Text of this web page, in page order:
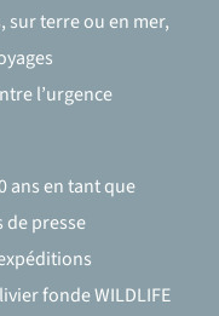
sur terre ou en mer,
l’urgence
ans en tant que
presse
fonde WILDLIFE